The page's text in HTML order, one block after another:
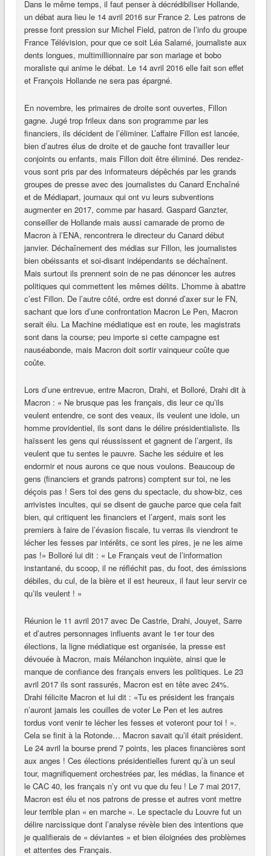
Dans le même temps, il faut penser à décrédibiliser Hollande,
un débat aura lieu le 14 avril 2016 sur France 2. Les patrons de
presse font pression sur Michel Field, patron de l’info du groupe
France Télévision, pour que ce soit Léa Salamé, journaliste aux
dents longues, multimillionnaire par son mariage et bobo
moraliste qui anime le débat. Le 14 avril 2016 elle fait son effet
et François Hollande ne sera pas épargné.
En novembre, les primaires de droite sont ouvertes, Fillon
gagne. Jugé trop frileux dans son programme par les
financiers, ils décident de l’éliminer. L’affaire Fillon est lancée,
bien d’autres élus de droite et de gauche font travailler leur
conjoints ou enfants, mais Fillon doit être éliminé. Des rendez-
vous sont pris par des informateurs dépêchés par les grands
groupes de presse avec des journalistes du Canard Enchaîné
et de Médiapart, journaux qui ont vu leurs subventions
augmenter en 2017, comme par hasard. Gaspard Ganzter,
conseiller de Hollande mais aussi camarade de promo de
Macron à l’ENA, rencontrera le directeur du Canard début
janvier. Déchaînement des médias sur Fillon, les journalistes
bien obéissants et soi-disant indépendants se déchaînent.
Mais surtout ils prennent soin de ne pas dénoncer les autres
politiques qui commettent les mêmes délits. L’homme à abattre
c’est Fillon. De l’autre côté, ordre est donné d’axer sur le FN,
sachant que lors d’une confrontation Macron Le Pen, Macron
serait élu. La Machine médiatique est en route, les magistrats
sont dans la course; peu importe si cette campagne est
nauséabonde, mais Macron doit sortir vainqueur coûte que
coûte.
Lors d’une entrevue, entre Macron, Drahi, et Bolloré, Drahi dit à
Macron : « Ne brusque pas les français, dis leur ce qu’ils
veulent entendre, ce sont des veaux, ils veulent une idole, un
homme providentiel, ils sont dans le délire présidentialiste. Ils
haïssent les gens qui réussissent et gagnent de l’argent, ils
veulent que tu sentes le pauvre. Sache les séduire et les
endormir et nous aurons ce que nous voulons. Beaucoup de
gens (financiers et grands patrons) comptent sur toi, ne les
déçois pas ! Sers toi des gens du spectacle, du show-biz, ces
arrivistes incultes, qui se disent de gauche parce que cela fait
bien, qui critiquent les financiers et l’argent, mais sont les
premiers à faire de l’évasion fiscale, tu verras ils viendront te
lécher les fesses par intérêts, ce sont les pires, je ne les aime
pas !» Bolloré lui dit : « Le Français veut de l’information
instantané, du scoop, il ne réfléchit pas, du foot, des émissions
débiles, du cul, de la bière et il est heureux, il faut leur servir ce
qu’ils veulent ! »
Réunion le 11 avril 2017 avec De Castrie, Drahi, Jouyet, Sarre
et d’autres personnages influents avant le 1er tour des
élections, la ligne médiatique est organisée, la presse est
dévouée à Macron, mais Mélanchon inquiète, ainsi que le
manque de confiance des français envers les politiques. Le 23
avril 2017 ils sont rassurés, Macron est en tête avec 24%.
Drahi félicite Macron et lui dit : «Tu es président les français
n’auront jamais les couilles de voter Le Pen et les autres
tordus vont venir te lécher les fesses et voteront pour toi ! ».
Cela se finit à la Rotonde… Macron savait qu’il était président.
Le 24 avril la bourse prend 7 points, les places financières sont
aux anges ! Ces élections présidentielles furent qu’à un seul
tour, magnifiquement orchestrées par, les médias, la finance et
le CAC 40, les français n’y ont vu que du feu ! Le 7 mai 2017,
Macron est élu et nos patrons de presse et autres vont mettre
leur terrible plan « en marche ». Le spectacle du Louvre fut un
délire narcissique dont l’analyse révèle bien des intentions que
je qualifierais de « déviantes » et bien éloignées des problèmes
et attentes des Français.